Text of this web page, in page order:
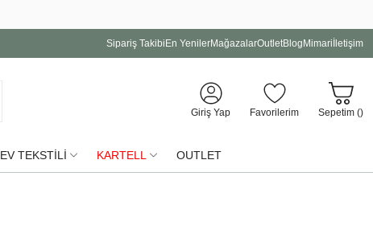
Sipariş Takibi En YenilerMağazalarOutletBlog Mimari İletişim
Giriş Yap Favorilerim Sepetim ()
EV TEKSTİLİ KARTELL OUTLET